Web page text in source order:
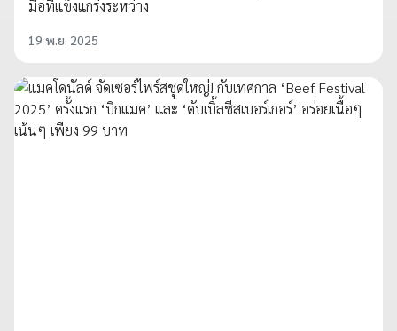
มือที่แข็งแกร่งระหว่าง
19 พ.ย. 2025